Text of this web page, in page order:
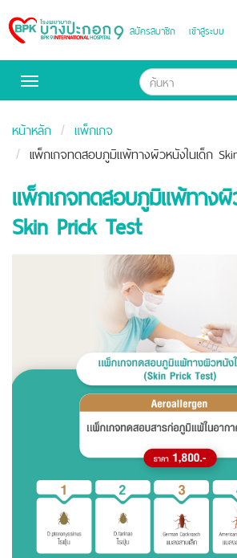
Bangpakok
Hospital
สมัครสมาชิก เข้าสู่ระบบ
Toggle
หน้าหลัก
แพ็กเกจ
เเพ็กเกจทดสอบภูมิแพ้ทางผิวหนังในเด็ก
เเพ็กเกจทดสอบภูมิแพ้ทางผิ
Skin Prick Test